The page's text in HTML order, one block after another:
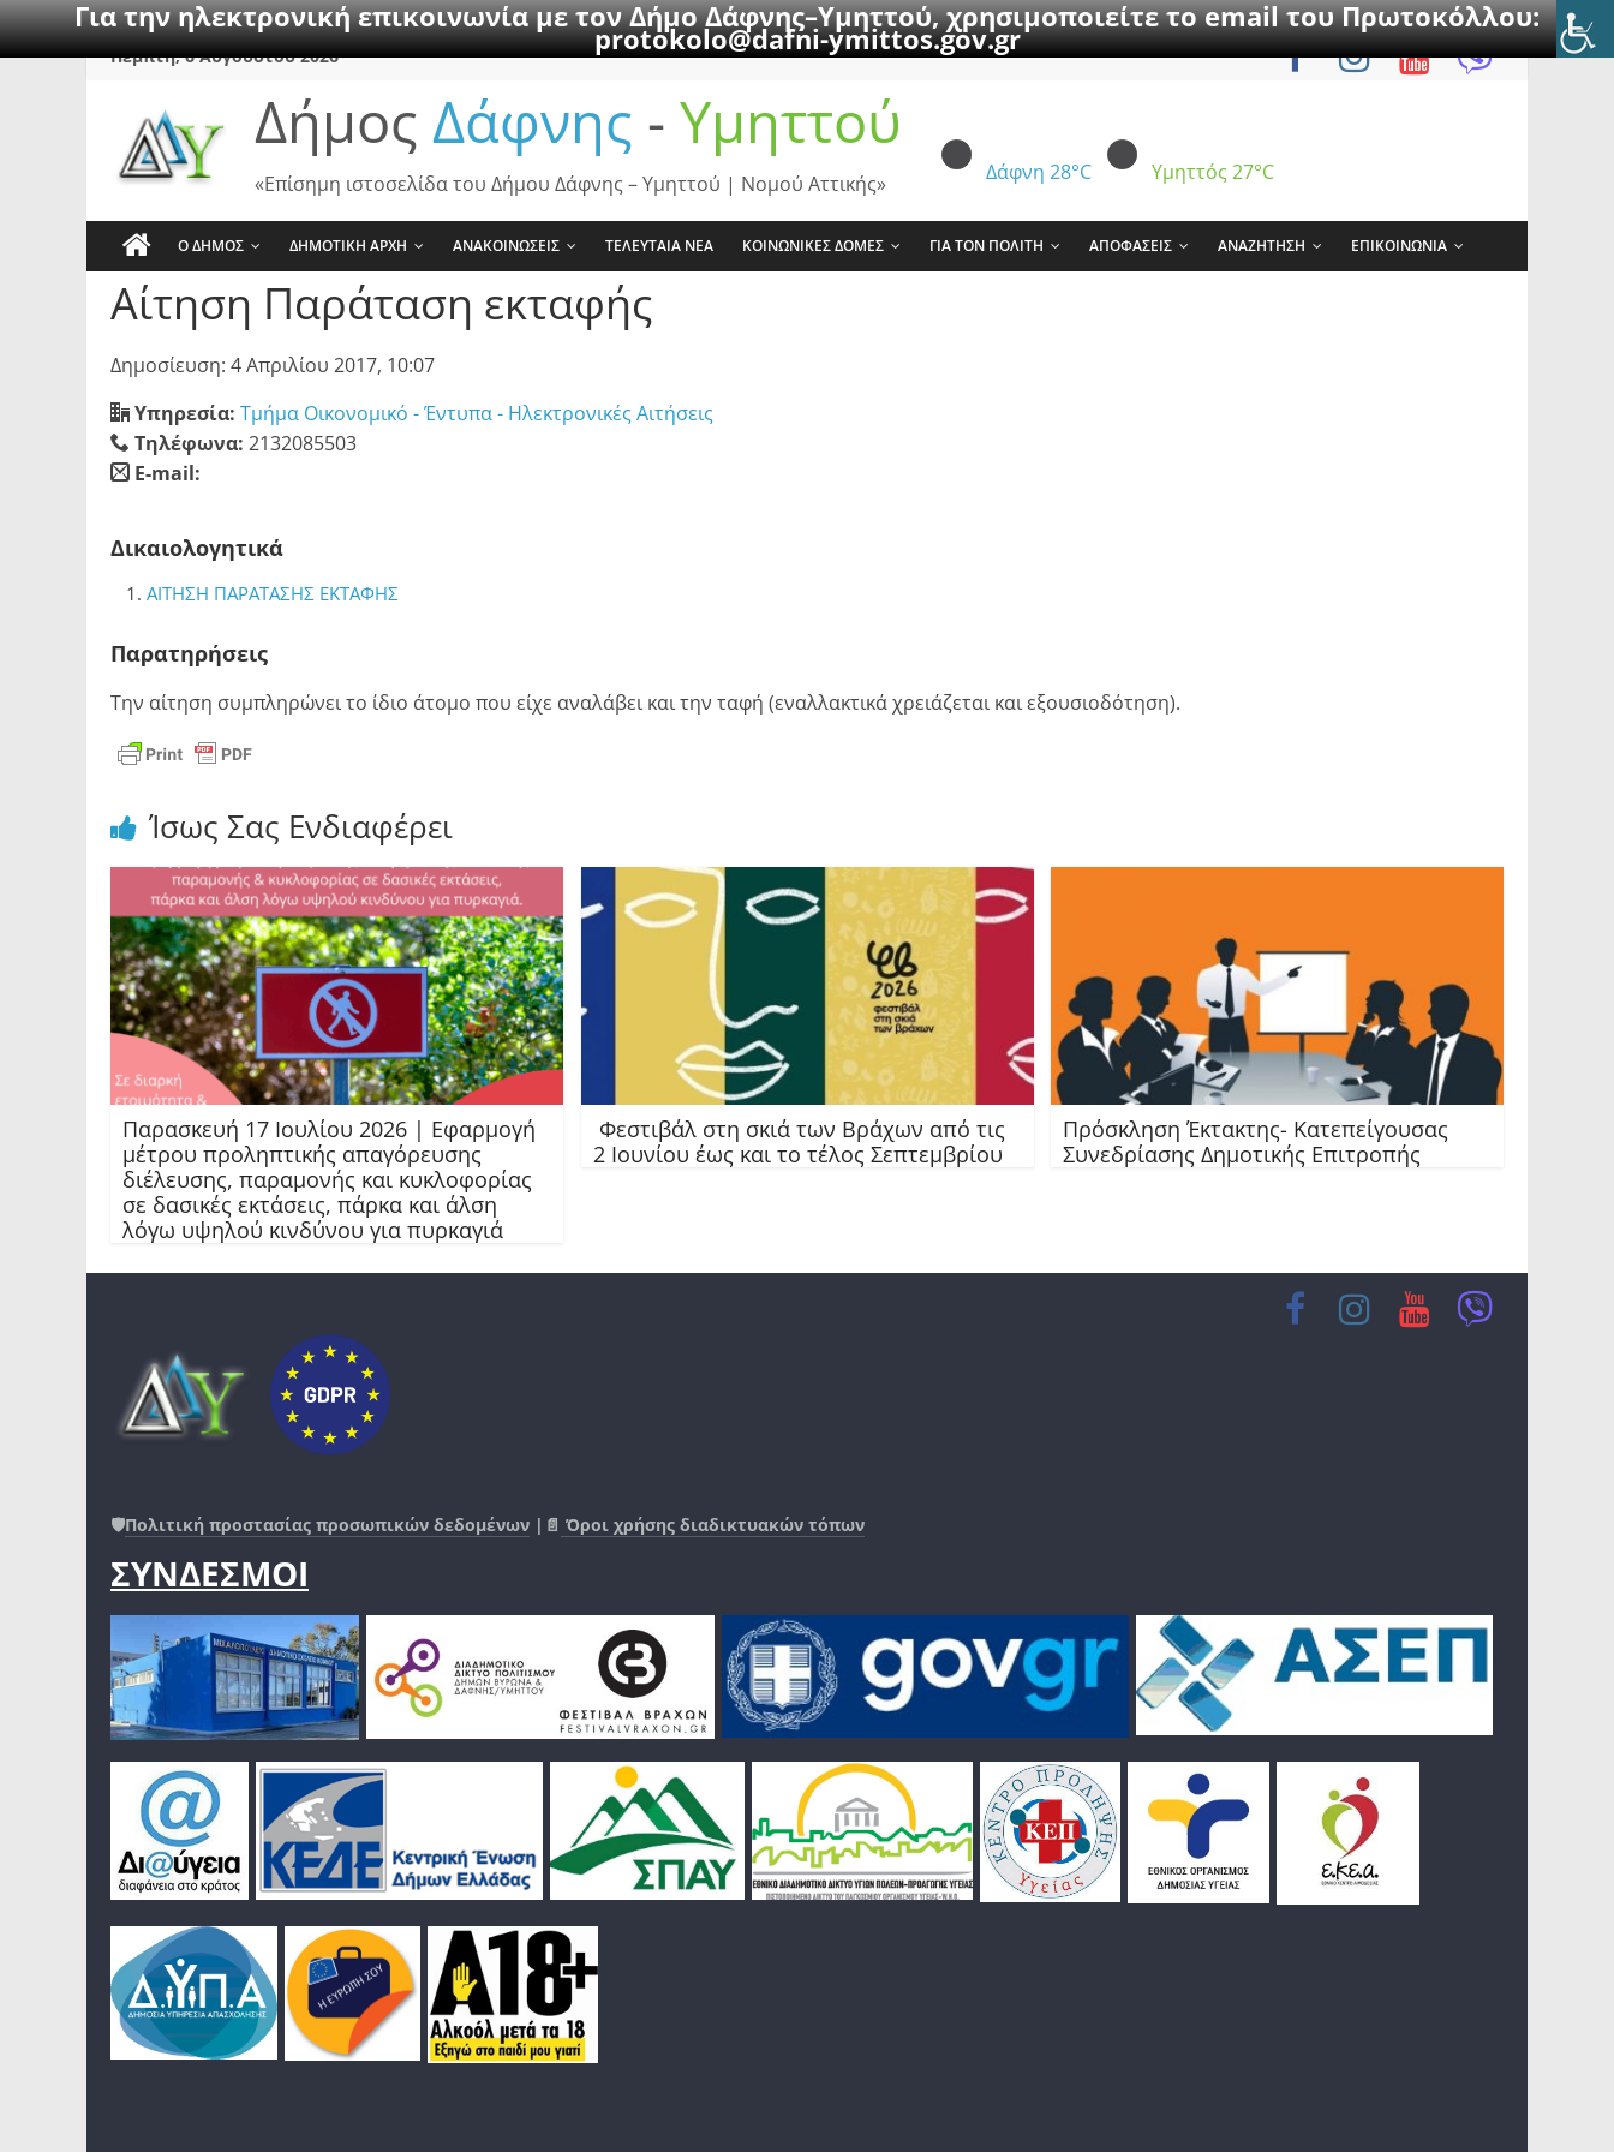
Για την ηλεκτρονική επικοινωνία με τον Δήμο Δάφνης–Υμηττού, χρησιμοποιείτε το email του Πρωτοκόλλου:
protokolo@dafni-ymittos.gov.gr
SkipΠέμπτη, 6 Αυγούστου 2026
Δήμος Δάφνης - Υμηττού
Δάφνη 28°C Υμηττός 27°C
«Επίσημη ιστοσελίδα του Δήμου Δάφνης – Υμηττού | Νομού Αττικής»
Ο ΔΗΜΟΣ ΔΗΜΟΤΙΚΗ ΑΡΧΗ ΑΝΑΚΟΙΝΩΣΕΙΣ ΤΕΛΕΥΤΑΙΑ ΝΕΑ ΚΟΙΝΩΝΙΚΕΣ ΔΟΜΕΣ ΓΙΑ ΤΟΝ ΠΟΛΙΤΗ ΑΠΟΦΑΣΕΙΣ ΑΝΑΖΗΤΗΣΗ ΕΠΙΚΟΙΝΩΝΙΑ
Αίτηση Παράταση εκταφής
Δημοσίευση: 4 Απριλίου 2017, 10:07
Υπηρεσία: Τμήμα Οικονομικό - Έντυπα - Ηλεκτρονικές Αιτήσεις
Τηλέφωνα: 2132085503
E-mail:
Δικαιολογητικά
ΑΙΤΗΣΗ ΠΑΡΑΤΑΣΗΣ ΕΚΤΑΦΗΣ
Παρατηρήσεις
Την αίτηση συμπληρώνει το ίδιο άτομο που είχε αναλάβει και την ταφή (εναλλακτικά χρειάζεται και εξουσιοδότηση).
Ίσως Σας Ενδιαφέρει
Παρασκευή 17 Ιουλίου 2026 | Εφαρμογή
μέτρου προληπτικής απαγόρευσης
διέλευσης, παραμονής και κυκλοφορίας
σε δασικές εκτάσεις, πάρκα και άλση
λόγω υψηλού κινδύνου για πυρκαγιά
Φεστιβάλ στη σκιά των Βράχων από τις
2 Ιουνίου έως και το τέλος Σεπτεμβρίου
Πρόσκληση Έκτακτης- Κατεπείγουσας
Συνεδρίασης Δημοτικής Επιτροπής
🛡️Πολιτική προστασίας προσωπικών δεδομένων |📄 Όροι χρήσης διαδικτυακών τόπων
ΣΥΝΔΕΣΜΟΙ